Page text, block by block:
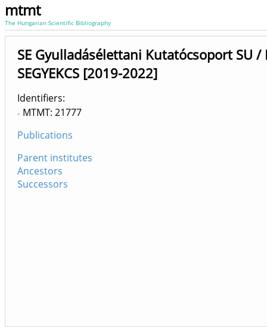
mtmt
The Hungarian Scientific Bibliography
SE Gyulladásélettani Kutatócsoport SU /
SEGYEKCS [2019-2022]
Identifiers
MTMT: 21777
Publications
Parent institutes
Ancestors
Successors